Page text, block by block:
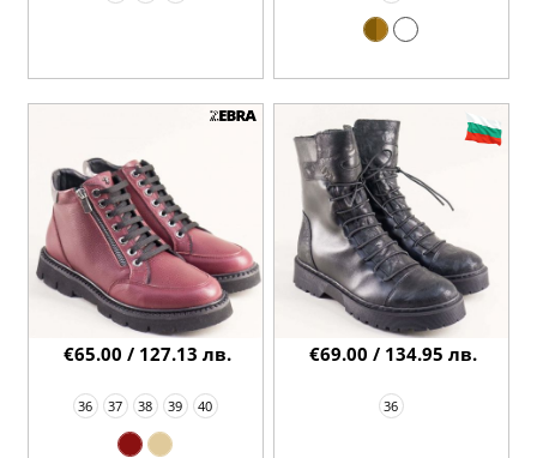
36 37 38 39 40
€65.00 / 127.13 лв.
36
€69.00 / 134.95 лв.